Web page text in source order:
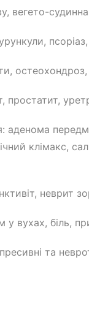
вегето-
остеохондроз,
простатит,
аденома
клімакс,
неврит
вухах, біль,
та